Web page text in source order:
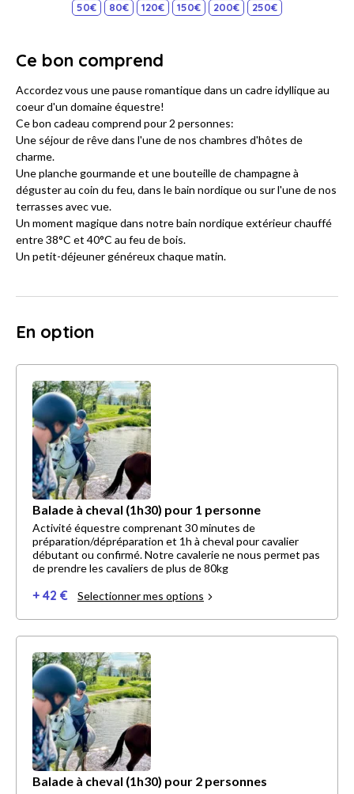
50€ 80€ 120€ 150€ 200€ 250€
Ce bon comprend
Accordez vous une pause romantique dans un cadre idyllique au
coeur d'un domaine équestre!
Ce bon cadeau comprend pour 2 personnes:
Une séjour de rêve dans l'une de nos chambres d'hôtes de
charme.
Une planche gourmande et une bouteille de champagne à
déguster au coin du feu, dans le bain nordique ou sur l'une de nos
terrasses avec vue.
Un moment magique dans notre bain nordique extérieur chauffé
entre 38°C et 40°C au feu de bois.
Un petit-déjeuner généreux chaque matin.
En option
Balade à cheval (1h30) pour 1 personne
Activité équestre comprenant 30 minutes de
préparation/dépréparation et 1h à cheval pour cavalier
débutant ou confirmé. Notre cavalerie ne nous permet pas
de prendre les cavaliers de plus de 80kg
+ 42 € Selectionner mes options
Balade à cheval (1h30) pour 2 personnes